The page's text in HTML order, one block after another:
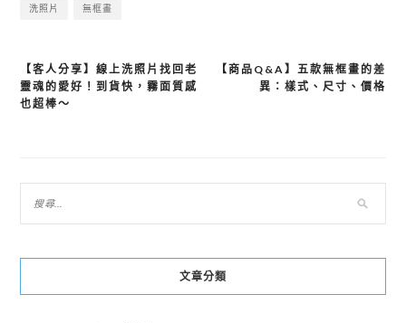
洗照片 無框畫
文
章
覽
【商品Q&A】五款無框畫的差
異：樣式、尺寸、價格
【客人分享】線上洗照片找回老
靈魂的愛好！到貨快，霧面質感
也超棒～
文章分類